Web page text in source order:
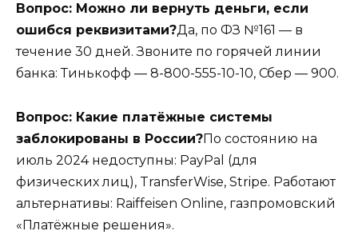
Вопрос: Можно ли вернуть деньги, если
ошибся реквизитами?Да, по ФЗ №161 — в
течение 30 дней. Звоните по горячей линии
банка: Тинькофф — 8-800-555-10-10, Сбер — 900.
Вопрос: Какие платёжные системы
заблокированы в России?По состоянию на
июль 2024 недоступны: PayPal (для
физических лиц), TransferWise, Stripe. Работают
альтернативы: Raiffeisen Online, газпромовский
«Платёжные решения».